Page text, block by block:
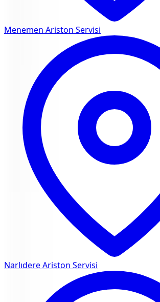
Menemen Ariston Servisi
NarlıdereAriston Servisi